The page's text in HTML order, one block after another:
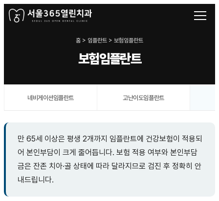
홈 > 임플란트 > 보험임플란트
보험임플란트
네비게이션임플란트 고난이도임플란트
만 65세 이상은 평생 2개까지 임플란트에 건강보험이 적용되
어 본인부담이 크게 줄어듭니다. 보험 적용 여부와 본인부담
금은 잔존 치아·골 상태에 따라 달라지므로 검진 후 정확히 안
내드립니다.